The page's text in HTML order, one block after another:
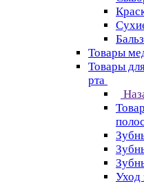
Товары
Товары
рта
Уход